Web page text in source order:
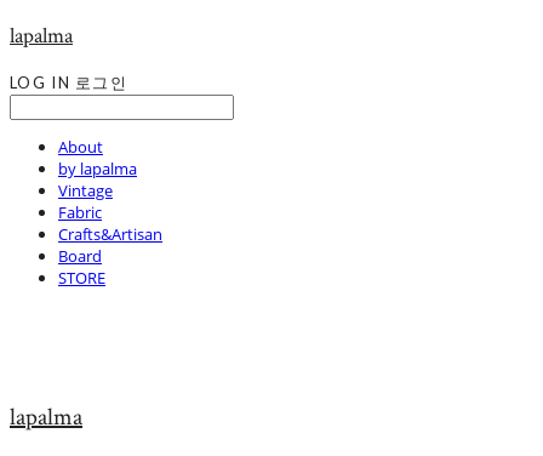
lapalma
LOG IN 로그인
About
by lapalma
Vintage
Fabric
Crafts&Artisan
Board
STORE
lapalma